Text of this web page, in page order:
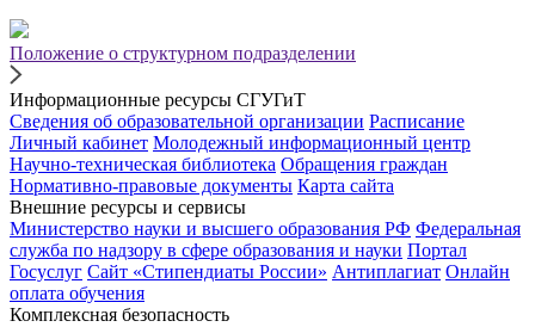
Положение о структурном подразделении
Информационные ресурсы СГУГиТ
Сведения об образовательной организации Расписание
Личный кабинет Молодежный информационный центр
Научно-техническая библиотека Обращения граждан
Нормативно-правовые документы Карта сайта
Внешние ресурсы и сервисы
Министерство науки и высшего образования РФ Федеральная
служба по надзору в сфере образования и науки Портал
Госуслуг Сайт «Стипендиаты России» Антиплагиат Онлайн
оплата обучения
Комплексная безопасность